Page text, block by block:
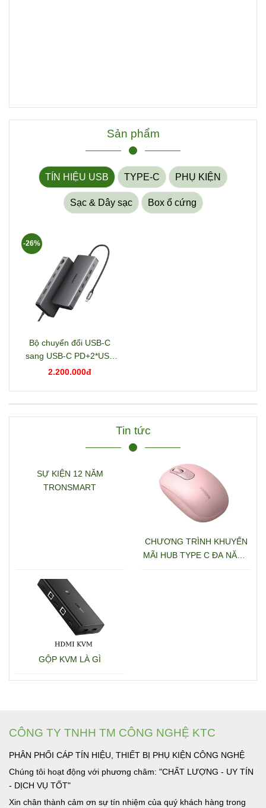
Sản phẩm
TÍN HIỆU USB TYPE-C PHỤ KIỆN
Sạc & Dây sạc Box ổ cứng
Bộ chuyển đổi USB-C
sang USB-C PD+2*USB
3.2+USB-C 3.2+2*USB
D/TF+3.5mm hỗ trợ 4K
Ugreen 15978 CM681
2.200.000đ
-26%
Tin tức
SỰ KIỆN 12 NĂM
TRONSMART
CHƯƠNG TRÌNH KHUYẾN
MÃI HUB TYPE C ĐA NĂNG
GỘP KVM LÀ GÌ
CÔNG TY TNHH TM CÔNG NGHỆ KTC
PHÂN PHỐI CÁP TÍN HIỆU, THIẾT BỊ PHỤ KIỆN CÔNG NGHỆ
Chúng tôi hoạt động với phương châm: "CHẤT LƯỢNG - UY TÍN
- DỊCH VỤ TỐT"
Xin chân thành cảm ơn sự tín nhiệm của quý khách hàng trong